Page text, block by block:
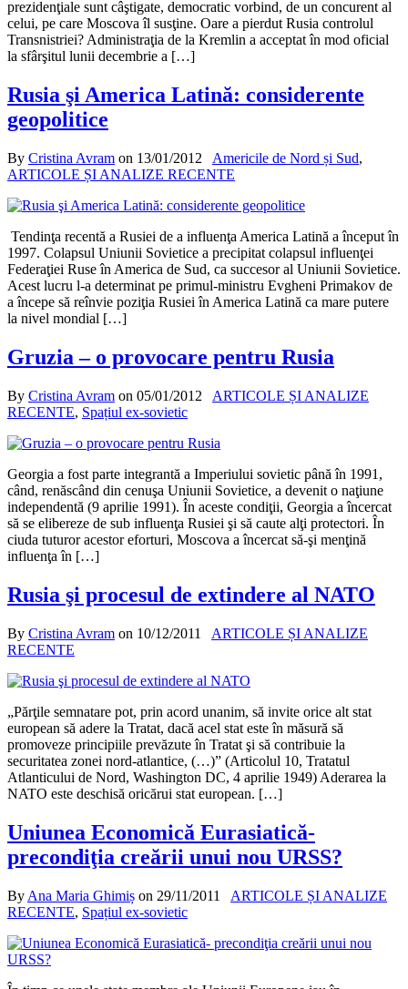
prezidenţiale sunt câştigate, democratic vorbind, de un concurent al
celui, pe care Moscova îl susţine. Oare a pierdut Rusia controlul
Transnistriei? Administraţia de la Kremlin a acceptat în mod oficial
la sfârşitul lunii decembrie a […]
Rusia şi America Latină: considerente
geopolitice
By Cristina Avram on 13/01/2012 Americile de Nord și Sud,
ARTICOLE ȘI ANALIZE RECENTE
Tendinţa recentă a Rusiei de a influenţa America Latină a început în
1997. Colapsul Uniunii Sovietice a precipitat colapsul influenţei
Federaţiei Ruse în America de Sud, ca succesor al Uniunii Sovietice.
Acest lucru l-a determinat pe primul-ministru Evgheni Primakov de
a începe să reînvie poziţia Rusiei în America Latină ca mare putere
la nivel mondial […]
Gruzia – o provocare pentru Rusia
By Cristina Avram on 05/01/2012
ARTICOLE ȘI ANALIZE
RECENTE, Spațiul ex-sovietic
Georgia a fost parte integrantă a Imperiului sovietic până în 1991,
când, renăscând din cenuşa Uniunii Sovietice, a devenit o naţiune
independentă (9 aprilie 1991). În aceste condiţii, Georgia a încercat
să se elibereze de sub influenţa Rusiei şi să caute alţi protectori. În
ciuda tuturor acestor eforturi, Moscova a încercat să-şi menţină
influenţa în […]
Rusia şi procesul de extindere al NATO
By Cristina Avram on 10/12/2011
ARTICOLE ȘI ANALIZE
RECENTE
„Părţile semnatare pot, prin acord unanim, să invite orice alt stat
european să adere la Tratat, dacă acel stat este în măsură să
promoveze principiile prevăzute în Tratat şi să contribuie la
securitatea zonei nord-atlantice, (…)” (Articolul 10, Tratatul
Atlanticului de Nord, Washington DC, 4 aprilie 1949) Aderarea la
NATO este deschisă oricărui stat european. […]
Uniunea Economică Eurasiatică-
precondiţia creării unui nou URSS?
By Ana Maria Ghimiș on 29/11/2011
ARTICOLE ȘI ANALIZE
RECENTE, Spațiul ex-sovietic